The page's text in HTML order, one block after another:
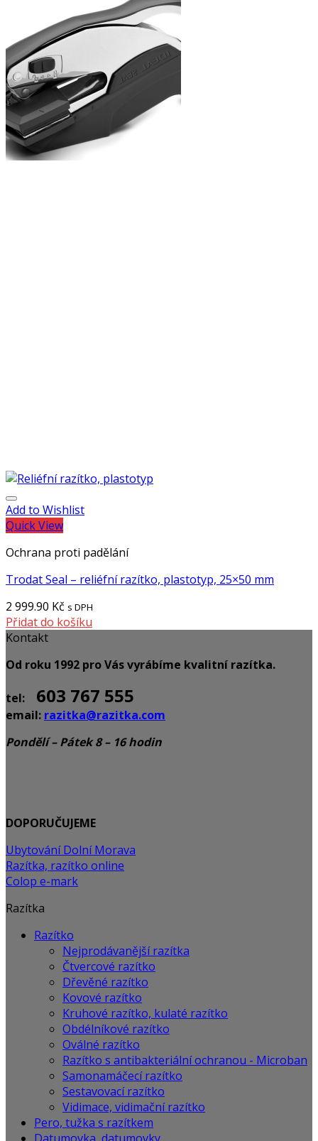
Add to Wishlist
Quick View
Ochrana proti padělání
Trodat Seal – reliéfní razítko, plastotyp, 25×50 mm
2 999.90 Kč s DPH
Přidat do košíku
Kontakt
Od roku 1992 pro Vás vyrábíme kvalitní razítka.
tel: 603 767 555
email: razitka@razitka.com
Pondělí – Pátek 8 – 16 hodin
DOPORUČUJEME
Ubytování Dolní Morava
Razítka, razítko online
Colop e-mark
Razítka
Razítko
Nejprodávanější razítka
Čtvercové razítko
Dřevěné razítko
Kovové razítko
Kruhové razítko, kulaté razítko
Obdélníkové razítko
Oválné razítko
Razítko s antibakteriální ochranou - Microban
Samonamáčecí razítko
Sestavovací razítko
Vidimace, vidimační razítko
Pero, tužka s razítkem